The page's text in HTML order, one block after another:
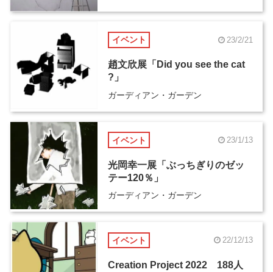
イベント 23/2/21
趙文欣展「Did you see the cat
?」
ガーディアン・ガーデン
イベント 23/1/13
光岡幸一展「ぶっちぎりのゼッ
テー120％」
ガーディアン・ガーデン
イベント 22/12/13
Creation Project 2022 188人